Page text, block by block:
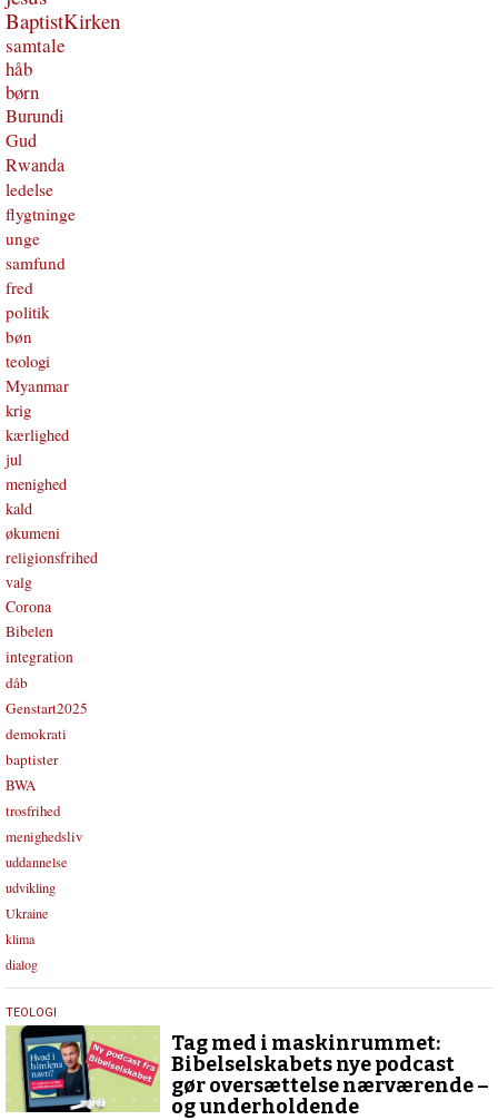
BaptistKirken
samtale
håb
børn
Burundi
Gud
Rwanda
ledelse
flygtninge
unge
samfund
fred
politik
bøn
teologi
Myanmar
krig
kærlighed
jul
menighed
kald
økumeni
religionsfrihed
valg
Corona
Bibelen
integration
dåb
Genstart2025
demokrati
baptister
BWA
trosfrihed
menighedsliv
uddannelse
udvikling
Ukraine
klima
dialog
17.
november
2025
TEOLOGI
Tag med i maskinrummet:
Bibelselskabets nye podcast
gør oversættelse nærværende –
og underholdende